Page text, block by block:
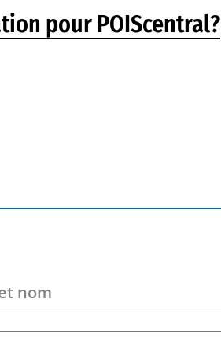
pour POIScentral?
nom